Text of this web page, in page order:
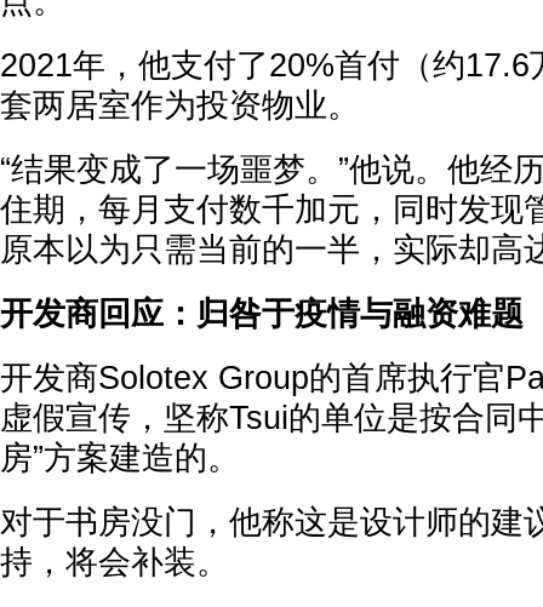
2021年，他支付了20%首付（约17.6
套两居室作为投资物业。
“结果变成了一场噩梦。”他说。他经
住期，每月支付数千加元，同时发
原本以为只需当前的一半，实际却高
开发商回应：归咎于疫情与融资难题
开发商Solotex Group的首席执行官
虚假宣传，坚称Tsui的单位是按合同
房”方案建造的。
对于书房没门，他称这是设计师的建
持，将会补装。